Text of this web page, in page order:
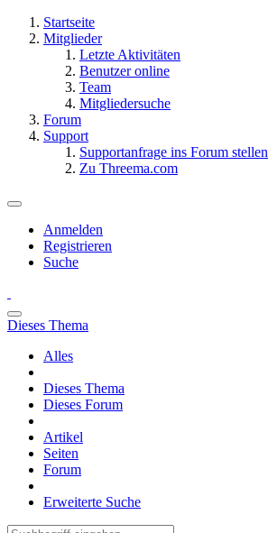
Startseite
Mitglieder
Letzte Aktivitäten
Benutzer online
Team
Mitgliedersuche
Forum
Support
Supportanfrage ins Forum stellen
Zu Threema.com
Anmelden
Registrieren
Suche
Dieses Thema
Alles
Dieses Thema
Dieses Forum
Artikel
Seiten
Forum
Erweiterte Suche